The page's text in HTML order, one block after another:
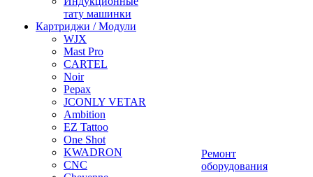
тату машинки
Картриджи / Модули
WJX
Mast Pro
CARTEL
Noir
Pepax
JCONLY VETAR
Ambition
EZ Tattoo
One Shot
KWADRON
CNC
Ремонт
оборудования